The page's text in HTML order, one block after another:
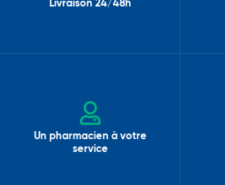
Livraison 24/48h
Un pharmacien à votre
service